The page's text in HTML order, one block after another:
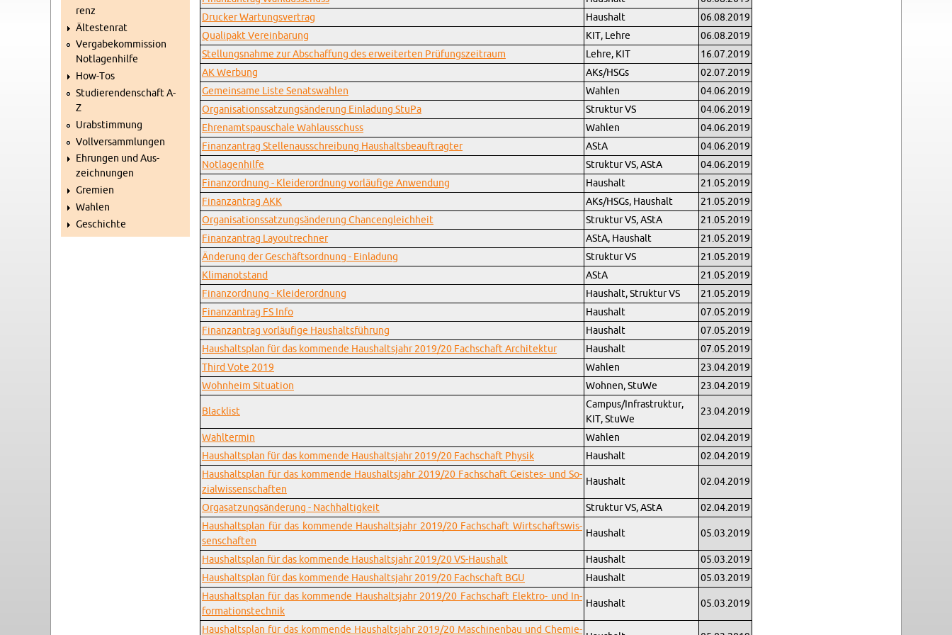
renz
Äl­tes­ten­rat
Ver­ga­be­kom­mis­si­on
Not­la­gen­hil­fe
How-Tos
Stu­die­ren­den­schaft A-
Z
Ur­ab­stim­mung
Voll­ver­samm­lun­gen
Eh­run­gen und Aus­
zeich­nun­gen
Gre­mi­en
Wah­len
Ge­schich­te
Dru­cker War­tungs­ver­trag
Haus­halt
06.08.2019
Qua­lip­akt Ver­ein­ba­rung
KIT, Lehre
06.08.2019
Stel­lungs­nah­me zur Ab­schaf­fung des er­wei­ter­ten Prü­fungs­zeit­raum
Lehre, KIT
16.07.2019
AK Wer­bung
AKs/HSGs
02.07.2019
Ge­mein­sa­me Liste Se­nats­wah­len
Wah­len
04.06.2019
Or­ga­ni­sa­ti­ons­sat­zungs­än­de­rung Ein­la­dung StuPa
Struk­tur VS
04.06.2019
Eh­ren­amts­pau­scha­le Wahl­aus­schuss
Wah­len
04.06.2019
Fi­nanz­an­trag Stel­len­aus­schrei­bung Haus­halts­be­auf­trag­ter
AStA
04.06.2019
Not­la­gen­hil­fe
Struk­tur VS, AStA
04.06.2019
Fi­nanz­ord­nung - Klei­der­ord­nung vor­läu­fi­ge An­wen­dung
Haus­halt
21.05.2019
Fi­nanz­an­trag AKK
AKs/HSGs, Haus­halt
21.05.2019
Or­ga­ni­sa­ti­ons­sat­zungs­än­de­rung Chan­cen­gleich­heit
Struk­tur VS, AStA
21.05.2019
Fi­nanz­an­trag Lay­out­rech­ner
AStA, Haus­halt
21.05.2019
Än­de­rung der Ge­schäfts­ord­nung - Ein­la­dung
Struk­tur VS
21.05.2019
Kli­ma­not­stand
AStA
21.05.2019
Fi­nanz­ord­nung - Klei­der­ord­nung
Haus­halt, Struk­tur VS
21.05.2019
Fi­nanz­an­trag FS Info
Haus­halt
07.05.2019
Fi­nanz­an­trag vor­läu­fi­ge Haus­halts­füh­rung
Haus­halt
07.05.2019
Haus­halts­plan für das kom­men­de Haus­halts­jahr 2019/20 Fach­schaft Ar­chi­tek­tur
Haus­halt
07.05.2019
Third Vote 2019
Wah­len
23.04.2019
Wohn­heim Si­tua­ti­on
Woh­nen, StuWe 23.04.2019
Black­list
Cam­pus/In­fra­struk­tur,
KIT, StuWe
23.04.2019
Wahl­ter­min Wah­len
02.04.2019
Haus­halts­plan für das kom­men­de Haus­halts­jahr 2019/20 Fach­schaft Phy­sik
Haus­halt
02.04.2019
Haus­halts­plan für das kom­men­de Haus­halts­jahr 2019/20 Fach­schaft Geis­tes- und So­
zi­al­wis­sen­schaf­ten
Haus­halt 02.04.2019
Or­ga­sat­zungs­än­de­rung - Nach­hal­tig­keit Struk­tur VS, AStA
02.04.2019
Haus­halts­plan für das kom­men­de Haus­halts­jahr 2019/20 Fach­schaft Wirt­schafts­wis­
sen­schaf­ten
Haus­halt 05.03.2019
Haus­halts­plan für das kom­men­de Haus­halts­jahr 2019/20 VS-Haus­halt Haus­halt
05.03.2019
Haus­halts­plan für das kom­men­de Haus­halts­jahr 2019/20 Fach­schaft BGU
Haus­halt
05.03.2019
Haus­halts­plan für das kom­men­de Haus­halts­jahr 2019/20 Fach­schaft Elek­tro- und In­
for­ma­ti­ons­tech­nik
Haus­halt 05.03.2019
Haus­halts­plan für das kom­men­de Haus­halts­jahr 2019/20 Ma­schi­nen­bau und Che­mie­